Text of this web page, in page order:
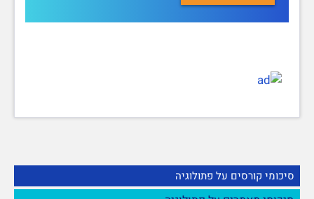
סיכומי קורסים על פתולוגיה